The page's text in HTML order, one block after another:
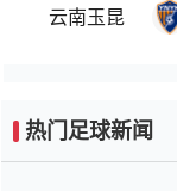
云南玉昆
热门足球新闻